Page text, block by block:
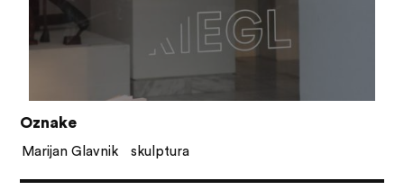
Oznake
Marijan Glavnik skulptura